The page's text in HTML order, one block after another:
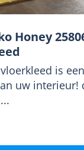
Honey
is
uw